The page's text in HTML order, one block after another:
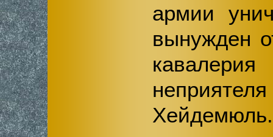
армии
вынужден
Хейдемюль.